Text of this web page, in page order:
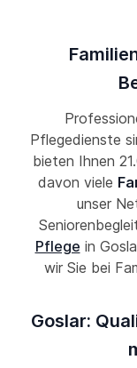
Pflegedienste
bieten Ihnen
davon viele
unser
Pflege in
wir Sie bei
Goslar: